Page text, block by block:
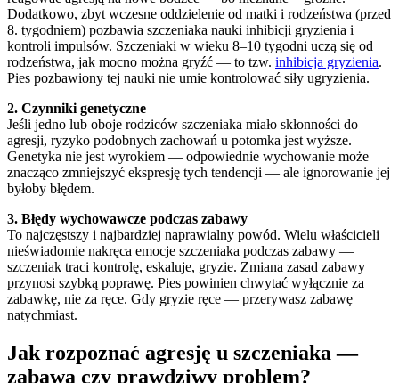
Dodatkowo, zbyt wczesne oddzielenie od matki i rodzeństwa (przed
8. tygodniem) pozbawia szczeniaka nauki inhibicji gryzienia i
kontroli impulsów. Szczeniaki w wieku 8–10 tygodni uczą się od
rodzeństwa, jak mocno można gryźć — to tzw. inhibicja gryzienia.
Pies pozbawiony tej nauki nie umie kontrolować siły ugryzienia.
2. Czynniki genetyczne
Jeśli jedno lub oboje rodziców szczeniaka miało skłonności do
agresji, ryzyko podobnych zachowań u potomka jest wyższe.
Genetyka nie jest wyrokiem — odpowiednie wychowanie może
znacząco zmniejszyć ekspresję tych tendencji — ale ignorowanie jej
byłoby błędem.
3. Błędy wychowawcze podczas zabawy
To najczęstszy i najbardziej naprawialny powód. Wielu właścicieli
nieświadomie nakręca emocje szczeniaka podczas zabawy —
szczeniak traci kontrolę, eskaluje, gryzie. Zmiana zasad zabawy
przynosi szybką poprawę. Pies powinien chwytać wyłącznie za
zabawkę, nie za ręce. Gdy gryzie ręce — przerywasz zabawę
natychmiast.
Jak rozpoznać agresję u szczeniaka —
zabawa czy prawdziwy problem?